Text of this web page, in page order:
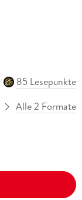
85 Lesepunkte
Alle 2 Formate